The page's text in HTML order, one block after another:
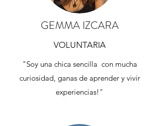
GEMMA IZCARA
VOLUNTARIA
"Soy una chica sencilla con mucha
curiosidad, ganas de aprender y vivir
experiencias!"